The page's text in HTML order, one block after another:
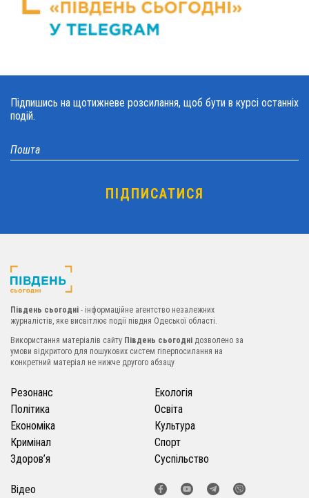
Підпишись на щотижневе розсилання, щоб бути в курсі останніх
подій.
Південь сьогодні - інформаційне агентство незалежних
журналістів, яке висвітлює події півдня Одеської області.
Використання матеріалів сайту Південь сьогодні дозволено за
умови відкритого для пошукових систем гіперпосилання на
конкретний матеріал не нижче другого абзацу
Резонанс
Політика
Економіка
Кримінал
Здоров’я
Екологія
Освіта
Культура
Спорт
Суспільство
Відео